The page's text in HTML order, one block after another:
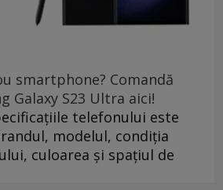
smartphone? Comandă
Galaxy S23 Ultra aici!
telefonului este
modelul, condiția
culoarea și spațiul de